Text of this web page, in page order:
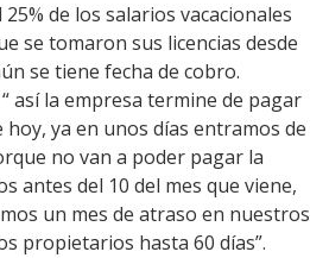
de los salarios vacacionales
se tomaron sus licencias desde
se tiene fecha de cobro.
así la empresa termine de pagar
hoy, ya en unos días entramos de
no van a poder pagar la
antes del 10 del mes que viene,
un mes de atraso en nuestros
propietarios hasta 60 días”.